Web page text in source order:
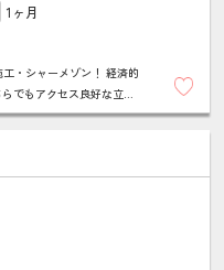
1ヶ月
・シャーメゾン！ 経済的
でもアクセス良好な立地
です！